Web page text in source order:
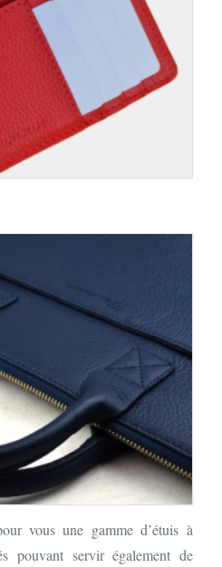
vous une gamme d’étuis à
pouvant servir également de